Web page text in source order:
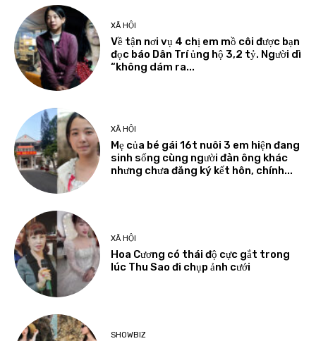
XÃ HỘI
Về tận nơi vụ 4 chị em mồ côi được bạn
đọc báo Dân Trí ủng hộ 3,2 tỷ. Người dì
“không dám ra...
XÃ HỘI
Mẹ của bé gái 16t nuôi 3 em hiện đang
sinh sống cùng người đàn ông khác
nhưng chưa đăng ký kết hôn, chính...
XÃ HỘI
Hoa Cương có thái độ cực gắt trong
lúc Thu Sao đi chụp ảnh cưới
SHOWBIZ